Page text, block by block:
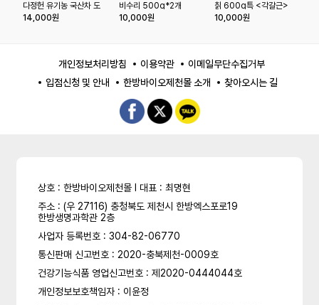
다정헌 유기농 국산차 도
라지차 20티백+20티백
14,000원
비수리 500g*2개
10,000원
칡 600g특 <각갈근>
10,000원
개인정보처리방침 이용약관
이메일무단수집거부
입점신청 및 안내
한방바이오제천몰 소개 찾아오시는 길
상호 : 한방바이오제천몰 l 대표 : 최명현
주소 : (우 27116) 충청북도 제천시 한방엑스포로19
한방생명과학관 2층
사업자 등록번호 : 304-82-06770
통신판매 신고번호 : 2020-충북제천-0009호
건강기능식품 영업신고번호 : 제2020-0444044호
개인정보보호책임자 : 이윤정